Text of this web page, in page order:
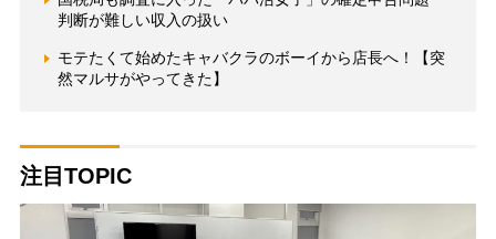
判断が難しい収入の扱い
モテたくて始めたキャバクラのボーイから店長へ！【突
然マルサがやってきた】
注目TOPIC